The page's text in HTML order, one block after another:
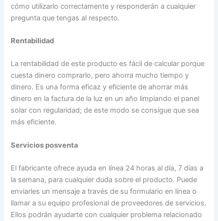
cómo utilizarlo correctamente y responderán a cualquier
pregunta que tengas al respecto.
Rentabilidad
La rentabilidad de este producto es fácil de calcular porque
cuesta dinero comprarlo, pero ahorra mucho tiempo y
dinero. Es una forma eficaz y eficiente de ahorrar más
dinero en la factura de la luz en un año limpiando el panel
solar con regularidad; de este modo se consigue que sea
más eficiente.
Servicios posventa
El fabricante ofrece ayuda en línea 24 horas al día, 7 días a
la semana, para cualquier duda sobre el producto. Puede
enviarles un mensaje a través de su formulario en línea o
llamar a su equipo profesional de proveedores de servicios.
Ellos podrán ayudarte con cualquier problema relacionado